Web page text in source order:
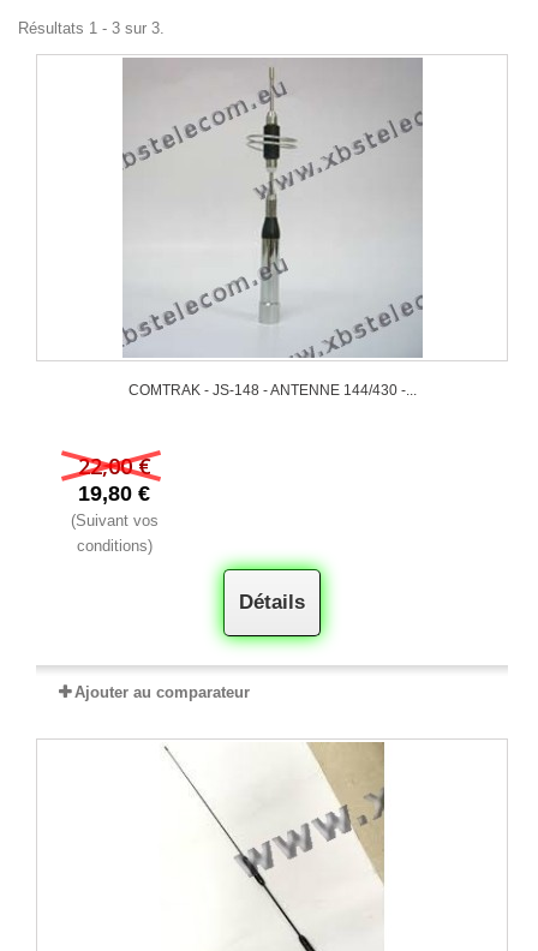
Résultats 1 - 3 sur 3.
COMTRAK - JS-148 - ANTENNE 144/430 -...
22,00 €
19,80 €
(Suivant vos
conditions)
Détails
Ajouter au comparateur